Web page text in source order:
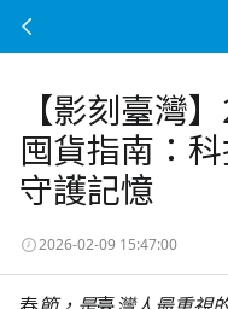
【影刻臺灣
囤貨指南：
守護記憶
2026-02-09 15:47:00